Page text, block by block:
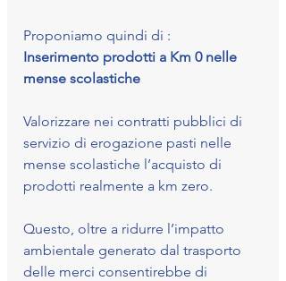
Proponiamo quindi di :
Inserimento prodotti a Km 0 nelle
mense scolastiche
Valorizzare nei contratti pubblici di
servizio di erogazione pasti nelle
mense scolastiche l’acquisto di
prodotti realmente a km zero.
Questo, oltre a ridurre l’impatto
ambientale generato dal trasporto
delle merci consentirebbe di